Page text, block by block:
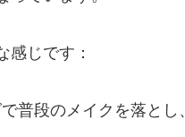
感じです：
普段のメイクを落とし